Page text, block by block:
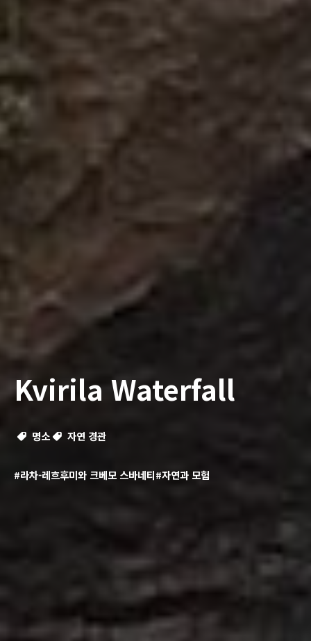
Kvirila Waterfall
명소 자연 경관
#라차-레흐후미와 크베모 스바네티#자연과 모험